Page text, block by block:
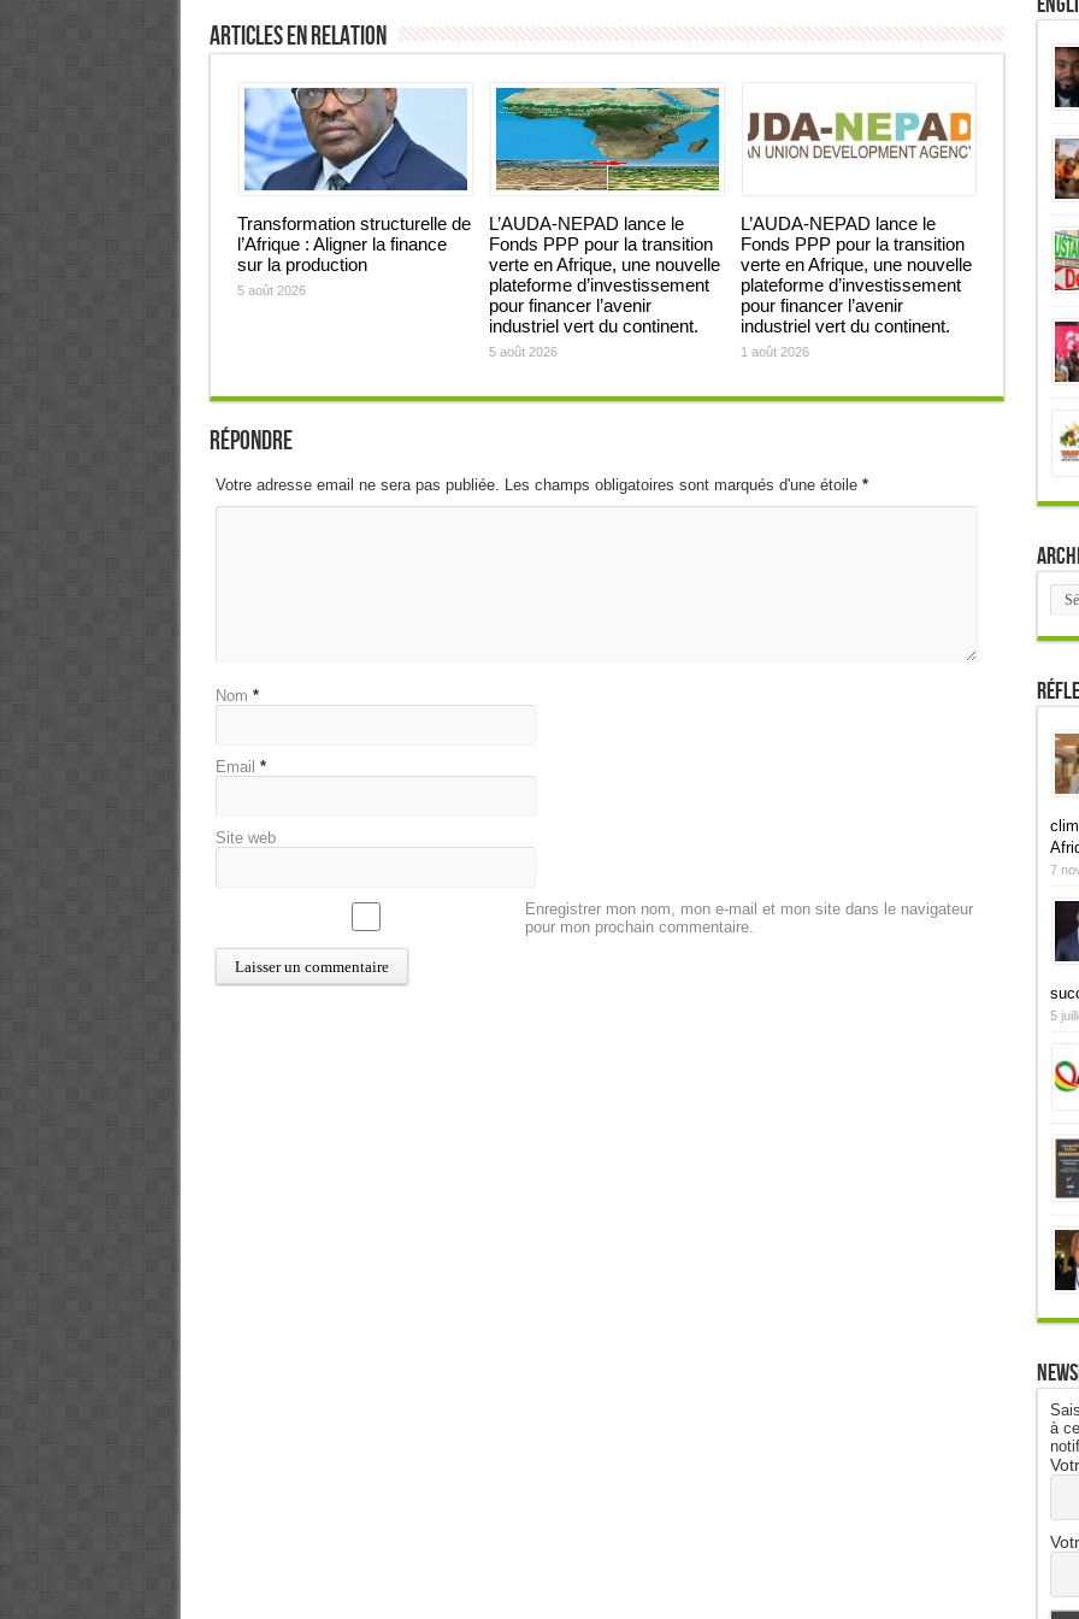
Articles en relation
Transformation structurelle de
l’Afrique : Aligner la finance
sur la production
5 août 2026
L’AUDA-NEPAD lance le
Fonds PPP pour la transition
verte en Afrique, une nouvelle
plateforme d’investissement
pour financer l’avenir
industriel vert du continent.
5 août 2026
L’AUDA-NEPAD lance le
Fonds PPP pour la transition
verte en Afrique, une nouvelle
plateforme d’investissement
pour financer l’avenir
industriel vert du continent.
1 août 2026
Répondre
Votre adresse email ne sera pas publiée. Les champs obligatoires sont marqués d'une étoile *
Nom *
Email *
Site web
Enregistrer mon nom, mon e-mail et mon site dans le navigateur
pour mon prochain commentaire.
7
5
à